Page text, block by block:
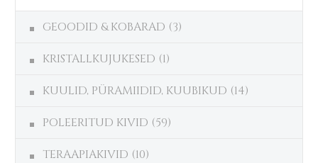
GEOODID & KOBARAD (3)
KRISTALLKUJUKESED (1)
KUULID, PÜRAMIIDID, KUUBIKUD (14)
POLEERITUD KIVID (59)
TERAAPIAKIVID (10)